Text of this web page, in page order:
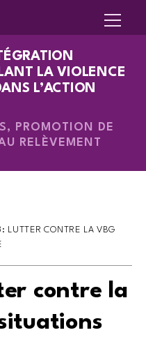
LA VIOLENCE
L’ACTION
PROMOTION DE
RELÈVEMENT
LUTTER CONTRE LA VBG
contre la